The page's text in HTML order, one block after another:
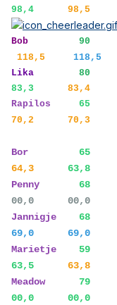
98,4
Bob 90
118,5
Lika
80
83,3 83,4
Rapilos 65
70,2 70,3
Bor 65
64,3
Penny 68
00,0 00,0
Jannigje 68
69,0
Marietje 59
63,5
Meadow79
00,0